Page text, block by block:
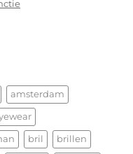
amsterdam
bril brillen